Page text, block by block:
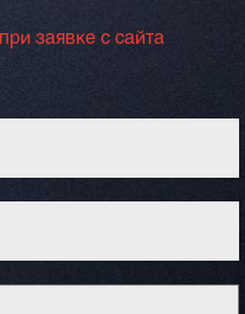
заявке с сайта